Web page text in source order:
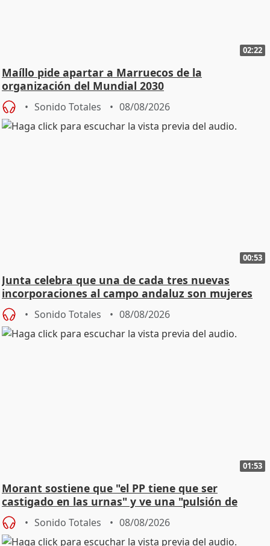
02:22
Maíllo pide apartar a Marruecos de la
organización del Mundial 2030
Sonido Totales 08/08/2026
00:53
Junta celebra que una de cada tres nuevas
incorporaciones al campo andaluz son mujeres
jóvenes
Sonido Totales 08/08/2026
01:53
Morant sostiene que "el PP tiene que ser
castigado en las urnas" y ve una "pulsión de
cambio"
Sonido Totales 08/08/2026